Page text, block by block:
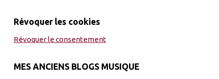
Révoquer les cookies
Révoquer le consentement
MES ANCIENS BLOGS MUSIQUE